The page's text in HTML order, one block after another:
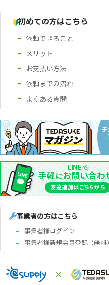
初めての方はこちら
依頼できること
メリット
お支払い方法
依頼までの流れ
よくある質問
事業者の方はこちら
事業者様ログイン
事業者様新規会員登録（無料）